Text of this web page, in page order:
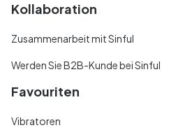
Kollaboration
Zusammenarbeit mit Sinful
Werden Sie B2B-Kunde bei Sinful
Favouriten
Vibratoren